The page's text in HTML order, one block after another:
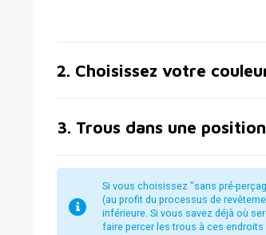
2. Choisissez votre
3. Trous dans une
Si vous choisissez "sans pré-
(au profit du processus de
inférieure. Si vous savez déjà où
faire percer les trous à ces